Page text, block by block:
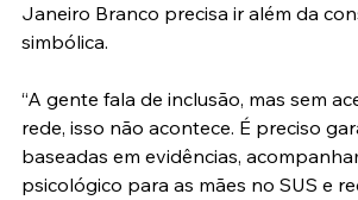
Janeiro Branco precisa ir além da
simbólica.
“A gente fala de inclusão, mas sem
rede, isso não acontece. É preciso
baseadas em evidências,
psicológico para as mães no SUS e